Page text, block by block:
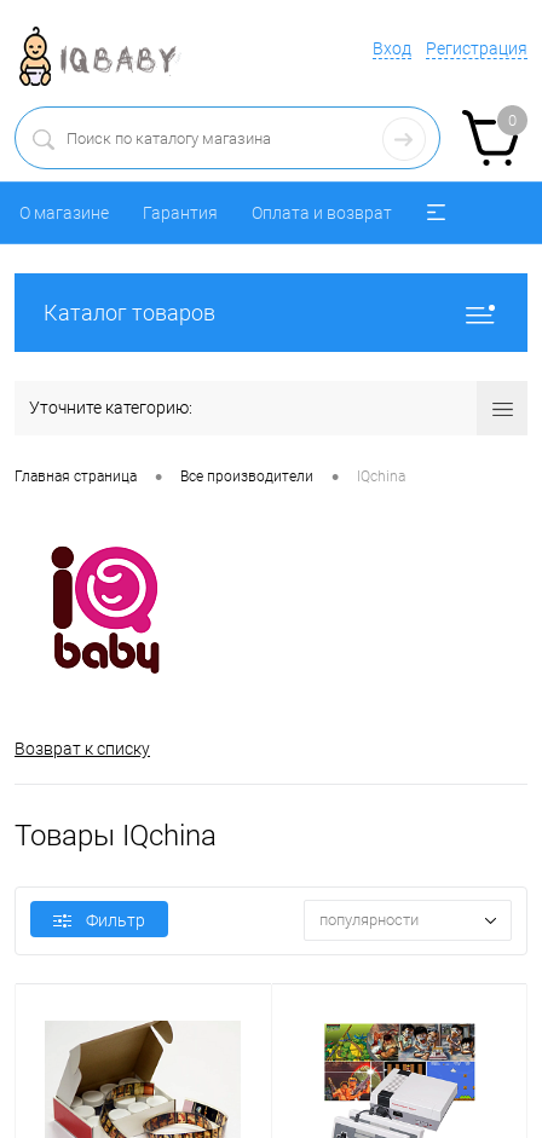
Вход Регистрация
0
О магазине Гарантия Оплата и возврат
Каталог товаров
Уточните категорию:
Главная страница • Все производители • IQchina
Возврат к списку
Товары IQchina
Фильтр популярности